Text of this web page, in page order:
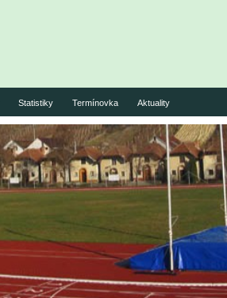
Statistiky Termínovka Aktuality